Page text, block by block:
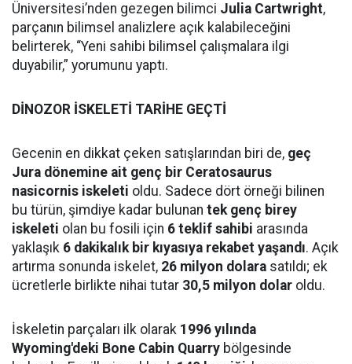
Üniversitesi’nden gezegen bilimci Julia Cartwright,
parçanın bilimsel analizlere açık kalabileceğini
belirterek, “Yeni sahibi bilimsel çalışmalara ilgi
duyabilir,” yorumunu yaptı.
DİNOZOR İSKELETİ TARİHE GEÇTİ
Gecenin en dikkat çeken satışlarından biri de, geç
Jura dönemine ait genç bir Ceratosaurus
nasicornis iskeleti oldu. Sadece dört örneği bilinen
bu türün, şimdiye kadar bulunan tek genç birey
iskeleti olan bu fosili için 6 teklif sahibi arasında
yaklaşık 6 dakikalık bir kıyasıya rekabet yaşandı. Açık
artırma sonunda iskelet, 26 milyon dolara satıldı; ek
ücretlerle birlikte nihai tutar 30,5 milyon dolar oldu.
İskeletin parçaları ilk olarak 1996 yılında
Wyoming'deki Bone Cabin Quarry bölgesinde